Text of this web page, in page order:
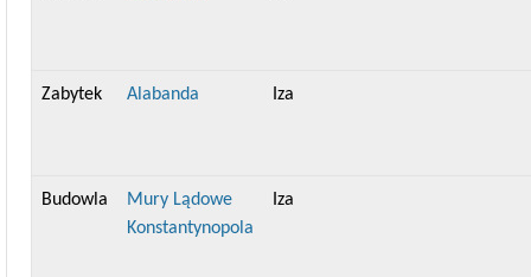
Zabytek Alabanda Iza
Budowla
Mury Lądowe
Konstantynopola
Iza